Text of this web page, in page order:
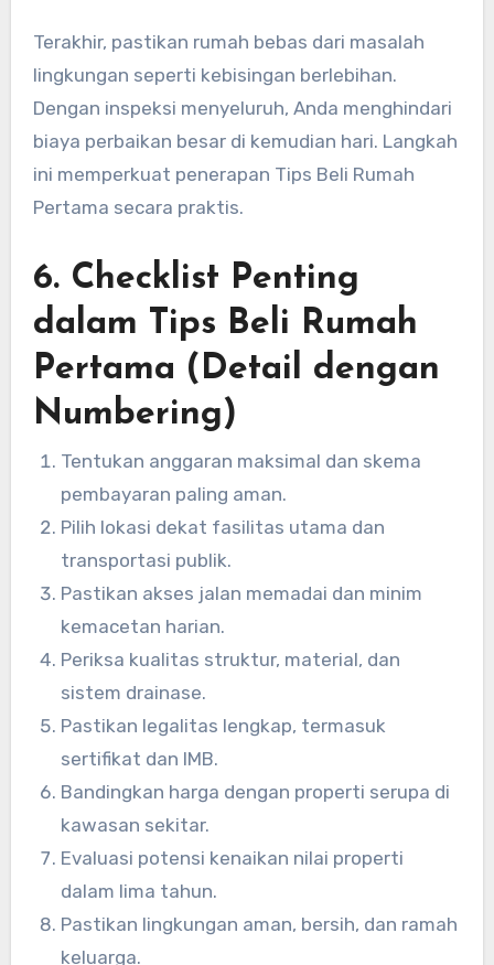
Terakhir, pastikan rumah bebas dari masalah
lingkungan seperti kebisingan berlebihan.
Dengan inspeksi menyeluruh, Anda menghindari
biaya perbaikan besar di kemudian hari. Langkah
ini memperkuat penerapan Tips Beli Rumah
Pertama secara praktis.
6. Checklist Penting
dalam Tips Beli Rumah
Pertama (Detail dengan
Numbering)
Tentukan anggaran maksimal dan skema
pembayaran paling aman.
Pilih lokasi dekat fasilitas utama dan
transportasi publik.
Pastikan akses jalan memadai dan minim
kemacetan harian.
Periksa kualitas struktur, material, dan
sistem drainase.
Pastikan legalitas lengkap, termasuk
sertifikat dan IMB.
Bandingkan harga dengan properti serupa di
kawasan sekitar.
Evaluasi potensi kenaikan nilai properti
dalam lima tahun.
Pastikan lingkungan aman, bersih, dan ramah
keluarga.